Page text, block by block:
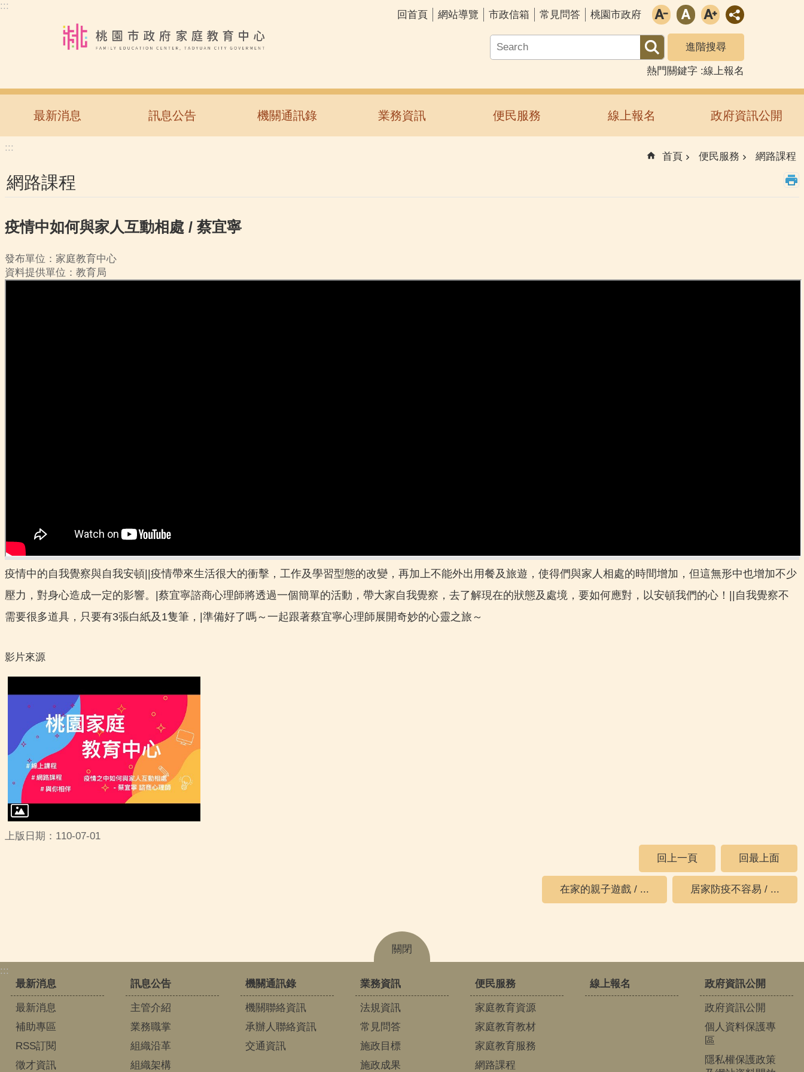
跳到主要內容區塊
:::
回首頁 網站導覽 市政信箱 常見問答 桃園市政府
進階搜尋
熱門關鍵字 線上報名
最新消息 訊息公告 機關通訊錄 業務資訊 便民服務 線上報名 政府資訊公開
:::
首頁 便民服務 網路課程
網路課程
疫情中如何與家人互動相處 / 蔡宜寧
發布單位：家庭教育中心
資料提供單位：教育局
疫情中的自我覺察與自我安頓||疫情帶來生活很大的衝擊，工作及學習型態的改變，再加上不能外出用餐及旅遊，使得們與家人相處的時間增加，但這無形中也增加不少
壓力，對身心造成一定的影響。|蔡宜寧諮商心理師將透過一個簡單的活動，帶大家自我覺察，去了解現在的狀態及處境，要如何應對，以安頓我們的心！||自我覺察不
需要很多道具，只要有3張白紙及1隻筆，|準備好了嗎～一起跟著蔡宜寧心理師展開奇妙的心靈之旅～
影片來源
上版日期：110-07-01
回上一頁
回最上面
在家的親子遊戲 / ... 居家防疫不容易 / ...
關閉
:::
最新消息
最新消息
補助專區
RSS訂閱
徵才資訊
訊息公告
主管介紹
業務職掌
組織沿革
組織架構
機關通訊錄
機關聯絡資訊
承辦人聯絡資訊
交通資訊
業務資訊
法規資訊
常見問答
施政目標
施政成果
便民服務
家庭教育資源
家庭教育教材
家庭教育服務
網路課程
線上報名 政府資訊公開
政府資訊公開
個人資料保護專
區
隱私權保護政策